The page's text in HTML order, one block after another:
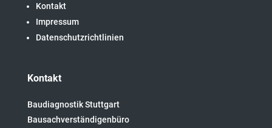
Kontakt
Impressum
Datenschutzrichtlinien
Kontakt
Baudiagnostik Stuttgart
Bausachverständigenbüro